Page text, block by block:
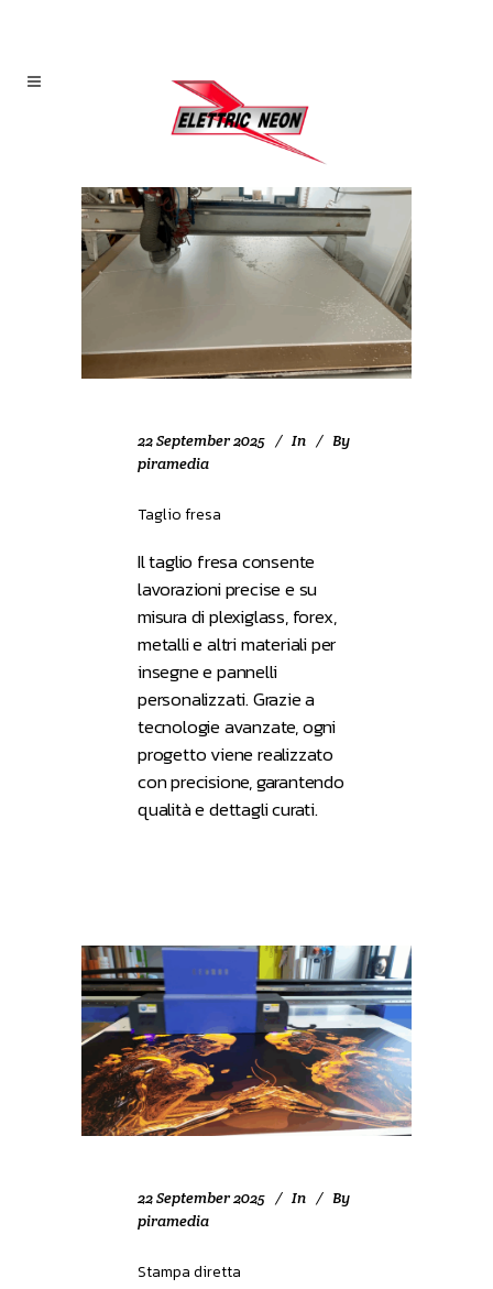
22 September 2025 In
By
piramedia
Taglio fresa
Il taglio fresa consente
lavorazioni precise e su
misura di plexiglass, forex,
metalli e altri materiali per
insegne e pannelli
personalizzati. Grazie a
tecnologie avanzate, ogni
progetto viene realizzato
con precisione, garantendo
qualità e dettagli curati.
22 September 2025 In
By
piramedia
Stampa diretta